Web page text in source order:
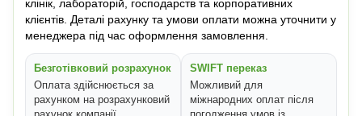
клінік, лабораторій, господарств та корпоративних
клієнтів. Деталі рахунку та умови оплати можна уточнити у
менеджера під час оформлення замовлення.
Безготівковий розрахунок
Оплата здійснюється за
рахунком на розрахунковий
SWIFT переказ
Можливий для
міжнародних оплат після